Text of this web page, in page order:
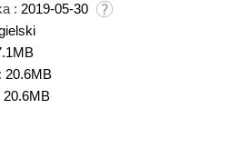
: 2019-05-30
20.6MB
20.6MB